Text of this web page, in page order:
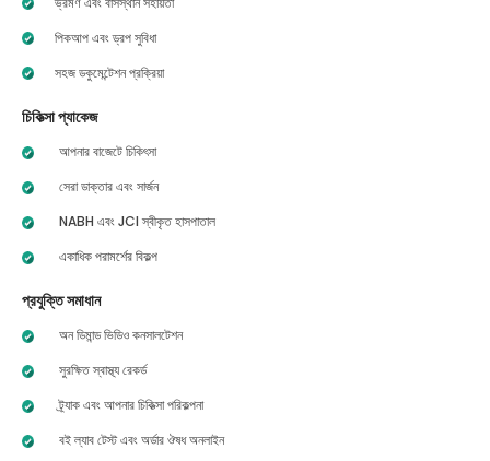
পিকআপ এবং ড্রপ সুবিধা
সহজ ডকুমেন্টেশন প্রক্রিয়া
চিকিত্সা প্যাকেজ
আপনার বাজেটে চিকিৎসা
সেরা ডাক্তার এবং সার্জন
NABH এবং JCI স্বীকৃত হাসপাতাল
একাধিক পরামর্শের বিকল্প
প্রযুক্তি সমাধান
অন ডিমান্ড ভিডিও কনসালটেশন
সুরক্ষিত স্বাস্থ্য রেকর্ড
ট্র্যাক এবং আপনার চিকিত্সা পরিকল্পনা
বই ল্যাব টেস্ট এবং অর্ডার ঔষধ অনলাইন